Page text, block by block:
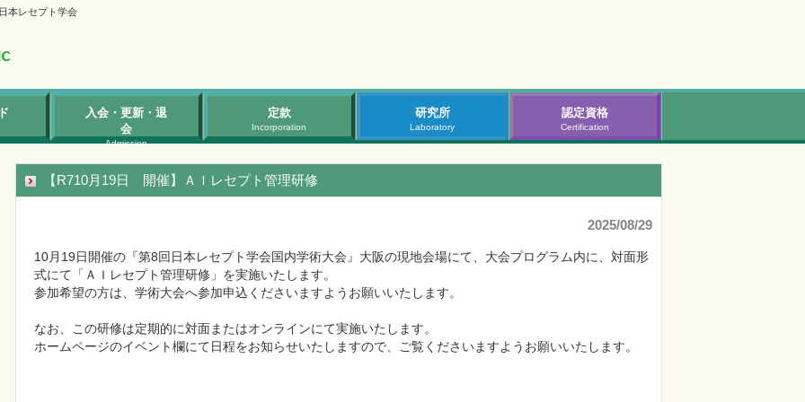
本レセプト学会
入会・更新・退
会
Admission
定款
Incorporation
研究所
Laboratory
認定資格
Certification
【R710月19日 開催】ＡＩレセプト管理研修
2025/08/29
10月19日開催の『第8回日本レセプト学会国内学術大会』大阪の現地会場にて、大会プログラム内に、対面形
式にて「ＡＩレセプト管理研修」を実施いたします。
参加希望の方は、学術大会へ参加申込くださいますようお願いいたします。
なお、この研修は定期的に対面またはオンラインにて実施いたします。
ホームページのイベント欄にて日程をお知らせいたしますので、ご覧くださいますようお願いいたします。